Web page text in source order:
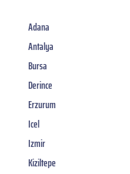
Adana
Antalya
Bursa
Derince
Erzurum
Icel
Izmir
Kiziltepe